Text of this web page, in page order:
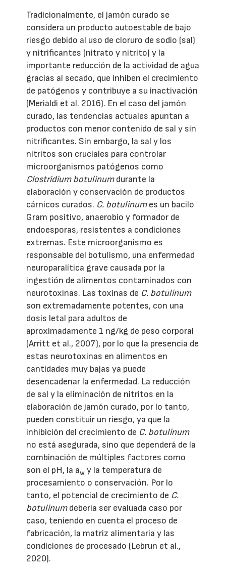
Tradicionalmente, el jamón curado se
considera un producto autoestable de bajo
riesgo debido al uso de cloruro de sodio (sal)
y nitrificantes (nitrato y nitrito) y la
importante reducción de la actividad de agua
gracias al secado, que inhiben el crecimiento
de patógenos y contribuye a su inactivación
(Merialdi et al. 2016). En el caso del jamón
curado, las tendencias actuales apuntan a
productos con menor contenido de sal y sin
nitrificantes. Sin embargo, la sal y los
nitritos son cruciales para controlar
microorganismos patógenos como
Clostridium botulinumdurante la
elaboración y conservación de productos
cárnicos curados. C. botulinumes un bacilo
Gram positivo, anaerobio y formador de
endoesporas, resistentes a condiciones
extremas. Este microorganismo es
responsable del botulismo, una enfermedad
neuroparalítica grave causada por la
ingestión de alimentos contaminados con
neurotoxinas. Las toxinas de C. botulinum
son extremadamente potentes, con una
dosis letal para adultos de
aproximadamente 1 ng/kg de peso corporal
(Arritt et al., 2007), por lo que la presencia de
estas neurotoxinas en alimentos en
cantidades muy bajas ya puede
desencadenar la enfermedad. La reducción
de sal y la eliminación de nitritos en la
elaboración de jamón curado, por lo tanto,
pueden constituir un riesgo, ya que la
inhibición del crecimiento de C. botulinum
no está asegurada, sino que dependerá de la
combinación de múltiples factores como
son el pH, la aw y la temperatura de
procesamiento o conservación. Por lo
tanto, el potencial de crecimiento de C.
botulinumdebería ser evaluada caso por
caso, teniendo en cuenta el proceso de
fabricación, la matriz alimentaria y las
condiciones de procesado (Lebrun et al.,
2020).